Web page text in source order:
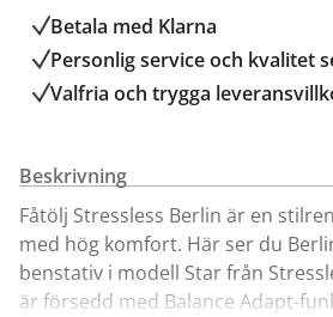
Betala med Klarna
Personlig service och kvalitet
Valfria och trygga
Beskrivning
Fåtölj Stressless Berlin är en
med hög komfort. Här ser du
benstativ i modell Star från
är försedd med Balance Adapt-